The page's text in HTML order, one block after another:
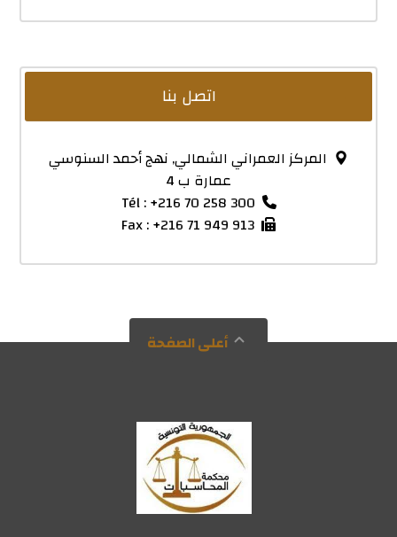
اتصل بنا
المركز العمراني الشمالي, نهج أحمد السنوسي
عمارة ب 4
Tél : +216 70 258 300
Fax : +216 71 949 913
أعلى الصفحة